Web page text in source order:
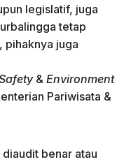
legislatif, juga
tetap
pihaknya juga
& Environment
Pariwisata &
benar atau